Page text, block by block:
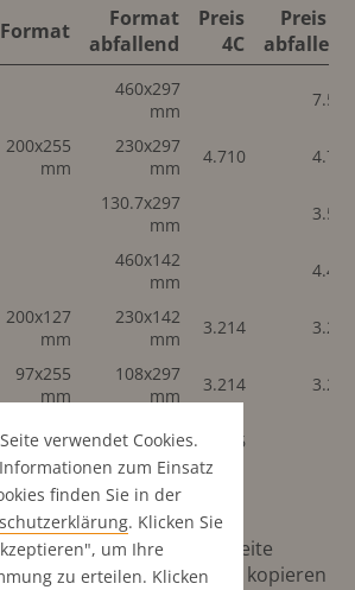
Format
Format
abfallend
Preis
4C
Preis 4C
abfallend
460x297
mm
7.543
200x255
mm
230x297
mm
4.710 4.710
130.7x297
mm
3.547
460x142
mm
4.482
200x127
mm
230x142
mm
3.214 3.214
97x255
mm
108x297
mm
3.214 3.214
97x127
mm
2.526
Button um den Link zur Seite
in die Zwischenablage zu kopieren
verwendet Cookies.
zum Einsatz
finden Sie in der
. Klicken Sie
um Ihre
zu erteilen. Klicken